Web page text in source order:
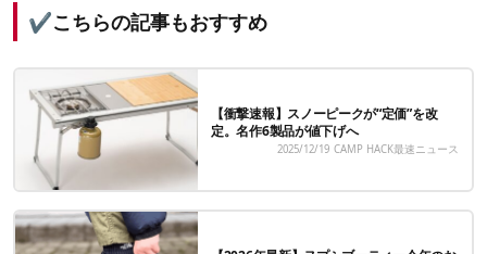
✔️こちらの記事もおすすめ
【衝撃速報】スノーピークが“定価”を改
定。名作6製品が値下げへ
2025/12/19 CAMP HACK最速ニュース